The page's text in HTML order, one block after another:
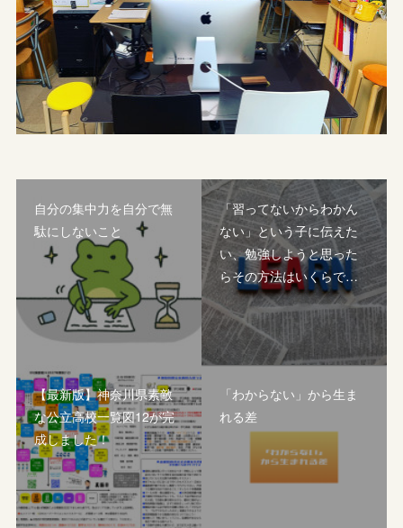
自分の集中力を自分で無
駄にしないこと
「習ってないからわかん
ない」という子に伝えた
い、勉強しようと思った
らその方法はいくらで…
【最新版】神奈川県素敵
な公立高校一覧図12が完
成しました！
「わからない」から生ま
れる差